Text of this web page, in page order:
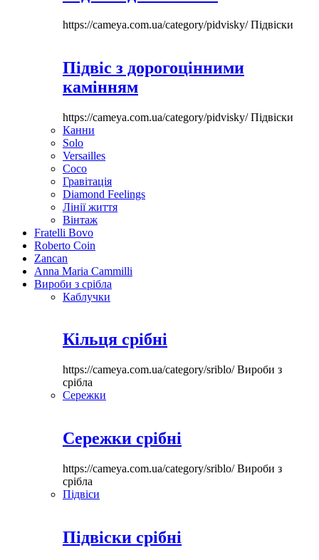
https://cameya.com.ua/category/pidvisky/Підвіски
Підвіс з дорогоцінними
камінням
https://cameya.com.ua/category/pidvisky/Підвіски
Канни
Solo
Versailles
Coco
Гравітація
Diamond Feelings
Лінії життя
Вінтаж
Fratelli Bovo
Roberto Coin
Zancan
Anna Maria Cammilli
Вироби з срібла
Каблучки
Кільця срібні
https://cameya.com.ua/category/sriblo/Вироби з
срібла
Сережки
Сережки срібні
https://cameya.com.ua/category/sriblo/Вироби з
срібла
Підвіси
Підвіски срібні